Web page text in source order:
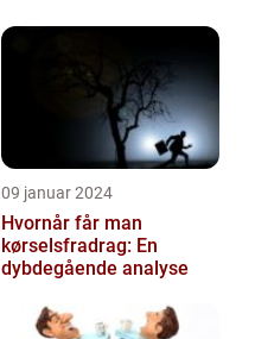
09 januar 2024
Hvornår får man
kørselsfradrag: En
dybdegående analyse